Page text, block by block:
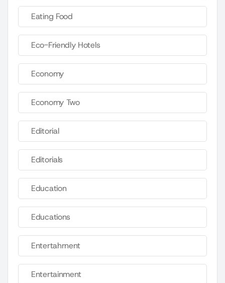
Eating Food
Eco-Friendly Hotels
Economy
Economy Two
Editorial
Editorials
Education
Educations
Entertahrnent
Entertainment